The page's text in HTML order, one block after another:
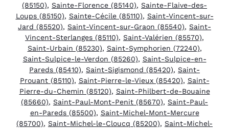
(85150), Sainte-Florence (85140), Sainte-Flaive-des-
Loups (85150), Sainte-Cécile (85110), Saint-Vincent-sur-
Jard (85520), Saint-Vincent-sur-Graon (85540), Saint-
Vincent-Sterlanges (85110), Saint-Valérien (85570),
Saint-Urbain (85230), Saint-Symphorien (72240),
Saint-Sulpice-le-Verdon (85260), Saint-Sulpice-en-
Pareds (85410), Saint-Sigismond (85420), Saint-
Prouant (85110), Saint-Pierre-le-Vieux (85420), Saint-
Pierre-du-Chemin (85120), Saint-Philbert-de-Bouaine
(85660), Saint-Paul-Mont-Penit (85670), Saint-Paul-
en-Pareds (85500), Saint-Michel-Mont-Mercure
(85700), Saint-Michel-le-Cloucq (85200), Saint-Michel-